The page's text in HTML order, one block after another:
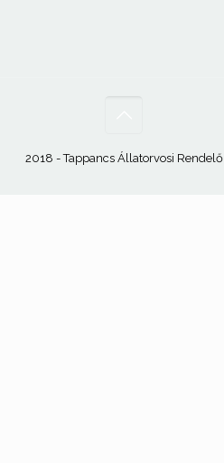
2018 - Tappancs Állatorvosi Rendelő